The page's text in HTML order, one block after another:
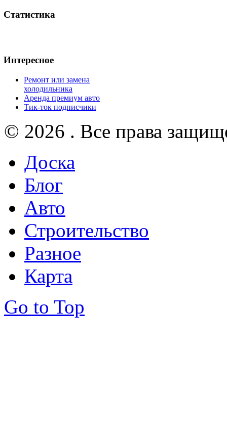
Статистика
Интересное
Ремонт или замена
холодильника
Аренда премиум авто
Тик-ток подписчики
© 2026 . Все права
Доска
Блог
Авто
Строительство
Разное
Карта
Go to Top